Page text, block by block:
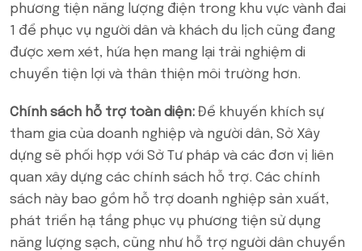
phương tiện năng lượng điện trong khu vực vành đai
1 để phục vụ người dân và khách du lịch cũng đang
được xem xét, hứa hẹn mang lại trải nghiệm di
chuyển tiện lợi và thân thiện môi trường hơn.
Chính sách hỗ trợ toàn diện: Để khuyến khích sự
tham gia của doanh nghiệp và người dân, Sở Xây
dựng sẽ phối hợp với Sở Tư pháp và các đơn vị liên
quan xây dựng các chính sách hỗ trợ. Các chính
sách này bao gồm hỗ trợ doanh nghiệp sản xuất,
phát triển hạ tầng phục vụ phương tiện sử dụng
năng lượng sạch, cũng như hỗ trợ người dân chuyển